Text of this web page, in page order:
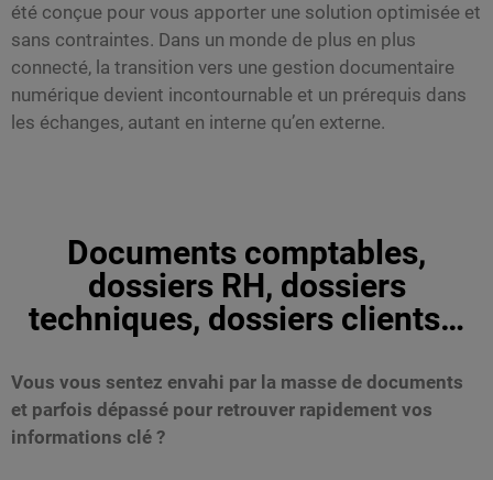
été conçue pour vous apporter une solution optimisée et
sans contraintes. Dans un monde de plus en plus
connecté, la transition vers une gestion documentaire
numérique devient incontournable et un prérequis dans
les échanges, autant en interne qu’en externe.
Documents comptables,
dossiers RH, dossiers
techniques, dossiers clients…
Vous vous sentez envahi par la masse de documents
et parfois dépassé pour retrouver rapidement vos
informations clé ?